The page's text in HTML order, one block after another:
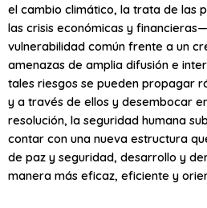
el cambio climático, la trata de las
las crisis económicas y
vulnerabilidad común frente a un
amenazas de amplia difusión e
tales riesgos se pueden propagar
y a través de ellos y desembocar
resolución, la seguridad humana
contar con una nueva estructura
de paz y seguridad, desarrollo y
manera más eficaz, eficiente y